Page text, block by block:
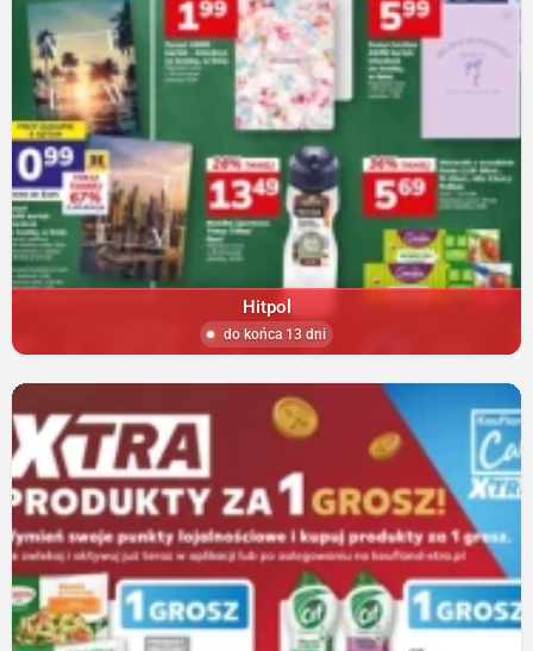
Hitpol
do końca 13 dni